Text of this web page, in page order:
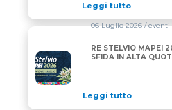
Leggi tutto
RE STELVIO MAPEI 2026:
06 Luglio 2026/ eventi
RE STELVIO MAPEI
SFIDA IN ALTA
Leggi tutto